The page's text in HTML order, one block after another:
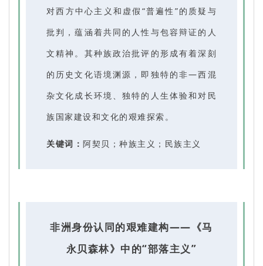
对西方中心主义和虚假“普遍性”的质疑与
批判，蕴涵着共同的人性与包容辩证的人
文精神。其种族政治批评的形成有着深刻
的历史文化语境渊源，即独特的非—西混
杂文化成长环境、独特的人生体验和对民
族国家建设和文化的艰难探索。
关键词： 阿契贝；种族主义；民族主义
非洲身份认同的艰难建构——《马
永贝森林》中的“部落主义”